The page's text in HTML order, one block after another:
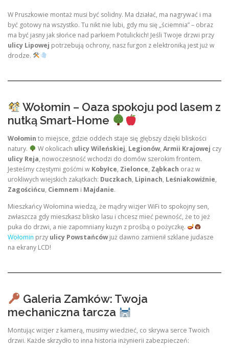
W Pruszkowie montaż musi być solidny. Ma działać, ma nagrywać i ma
być gotowy na wszystko. Tu nikt nie lubi, gdy mu się „ściemnia” – obraz
ma być jasny jak słońce nad parkiem Potulickich! Jeśli Twoje drzwi przy
ulicy Lipowej potrzebują ochrony, nasz furgon z elektroniką jest już w
drodze.
Wołomin – Oaza spokoju pod lasem z
nutką Smart-Home
Wołomin to miejsce, gdzie oddech staje się głębszy dzięki bliskości
natury.
W okolicach ulicy Wileńskiej, Legionów, Armii Krajowej czy
ulicy Reja, nowoczesność wchodzi do domów szerokim frontem.
Jesteśmy częstymi gośćmi w Kobyłce, Zielonce, Ząbkach oraz w
urokliwych wiejskich zakątkach: Duczkach, Lipinach, Leśniakowiźnie,
Zagościńcu, Ciemnem i Majdanie.
Mieszkańcy Wołomina wiedzą, że mądry wizjer WiFi to spokojny sen,
zwłaszcza gdy mieszkasz blisko lasu i chcesz mieć pewność, że to jeż
puka do drzwi, a nie zapomniany kuzyn z prośbą o pożyczkę.
Wołomin przy ulicy Powstańcówjuż dawno zamienił szklane judasze
na ekrany LCD!
Galeria Zamków: Twoja
mechaniczna tarcza
Montując wizjer z kamerą, musimy wiedzieć, co skrywa serce Twoich
drzwi. Każde skrzydło to inna historia inżynierii zabezpieczeń: